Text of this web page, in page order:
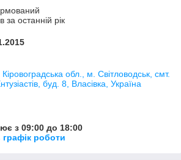
за останній рік
обл., м. Світловодськ, смт.
буд. 8, Власівка, Україна
з 09:00 до 18:00
роботи